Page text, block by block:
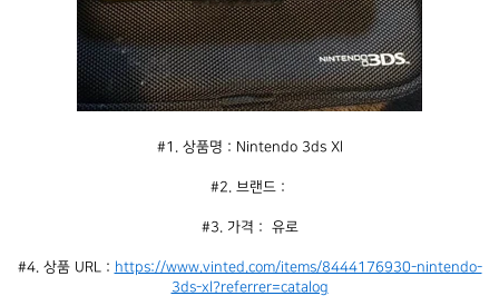
#1. 상품명 : Nintendo 3ds Xl
#2. 브랜드 :
#3. 가격 :  유로
#4. 상품 URL : https://www.vinted.com/items/8444176930-nintendo-
3ds-xl?referrer=catalog